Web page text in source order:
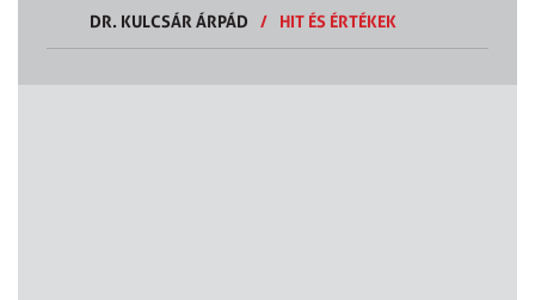
DR. KULCSÁR ÁRPÁD
/ HIT ÉS ÉRTÉKEK